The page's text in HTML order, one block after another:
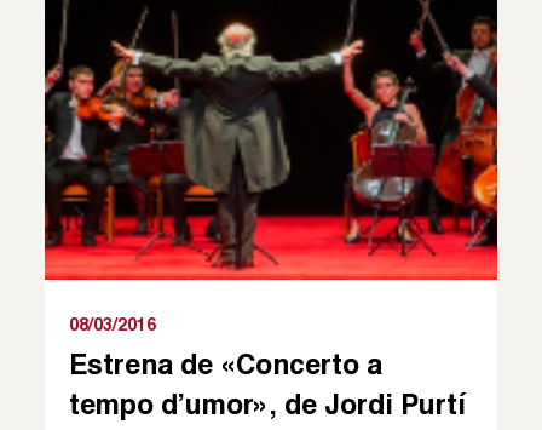
08/03/2016
Estrena de «Concerto a
tempo d’umor», de Jordi Purtí